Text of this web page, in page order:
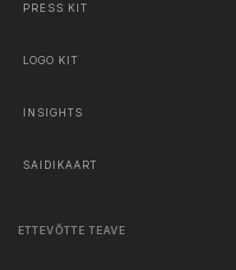
PRESS KIT
LOGO KIT
INSIGHTS
SAIDIKAART
ETTEVÕTTE TEAVE